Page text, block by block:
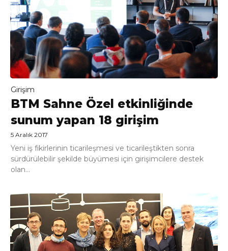
Girişim
BTM Sahne Özel etkinliğinde
sunum yapan 18 girişim
5 Aralık 2017
Yeni iş fikirlerinin ticarileşmesi ve ticarileştikten sonra
sürdürülebilir şekilde büyümesi için girişimcilere destek
olan...